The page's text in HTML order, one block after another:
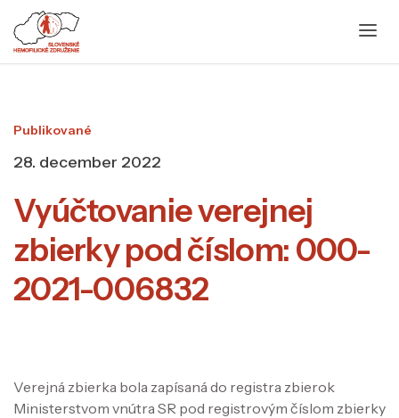
Publikované
28. december 2022
Vyúčtovanie verejnej
zbierky pod číslom: 000-
2021-006832
Verejná zbierka bola zapísaná do registra zbierok
Ministerstvom vnútra SR pod registrovým číslom zbierky